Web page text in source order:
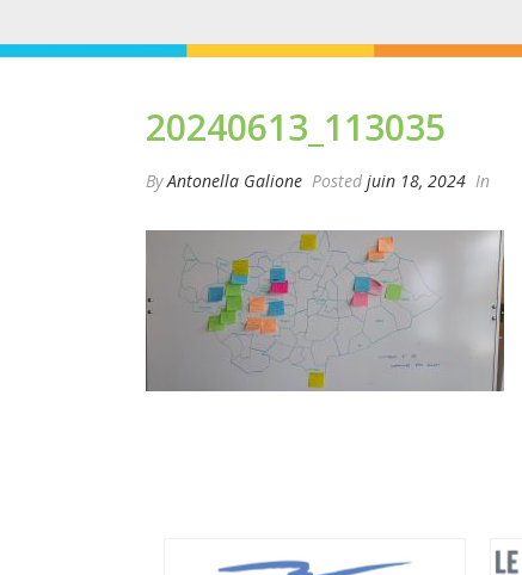
20240613_113035
ByAntonella Galione Posted juin 18, 2024 In